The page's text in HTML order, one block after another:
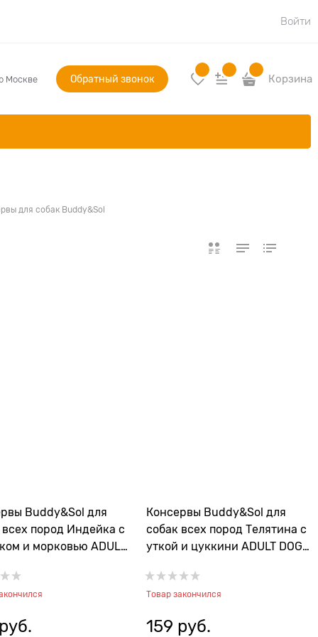
Войти
Москве Обратный звонок Корзина
для собак Buddy&Sol
Buddy&Sol для
всех пород Индейка с
и морковью ADULT
руб.
Консервы Buddy&Sol для
собак всех пород Телятина с
уткой и цуккини ADULT DOG
Товар закончился
159 руб.